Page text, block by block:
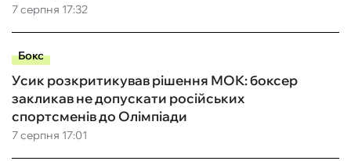
7 серпня 17:32
Бокс
7 серпня 17:01
Усик розкритикував рішення МОК: боксер
закликав не допускати російських
спортсменів до Олімпіади